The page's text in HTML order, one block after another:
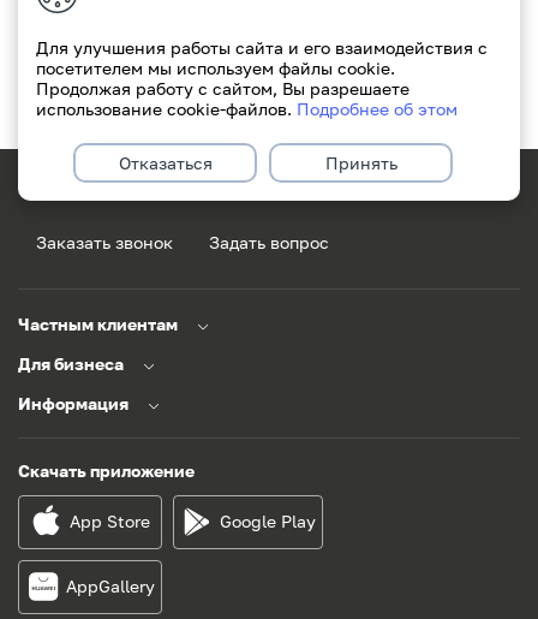
171 +375(29)311-49-49
Заказать звонок Задать вопрос
Частным клиентам
Для бизнеса
Информация
Скачать приложение
App Store Google Play
AppGallery
Для улучшения работы сайта и его взаимодействия с
посетителем мы используем файлы cookie.
Продолжая работу с сайтом, Вы разрешаете
использование cookie-файлов. Подробнее об этом
Отказаться Принять